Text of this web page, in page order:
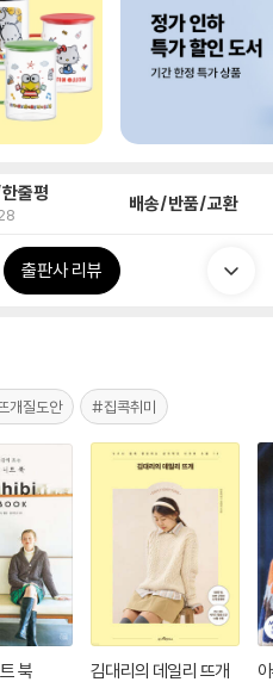
줄평 배송/반품/교환
출판사 리뷰
개질도안 #집콕취미
북 김대리의 데일리 뜨개